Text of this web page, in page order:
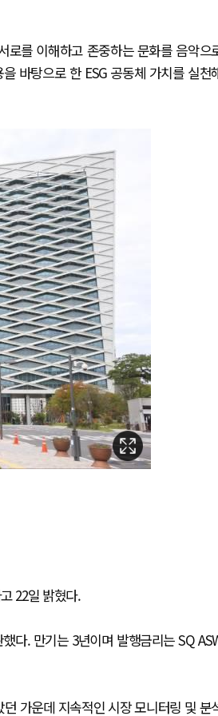
로를 이해하고 존중하는 문화를 음악으
바탕으로 한 ESG 공동체 가치를 실천
22일 밝혔다.
. 만기는 3년이며 발행금리는 SQ
가운데 지속적인 시장 모니터링 및 분